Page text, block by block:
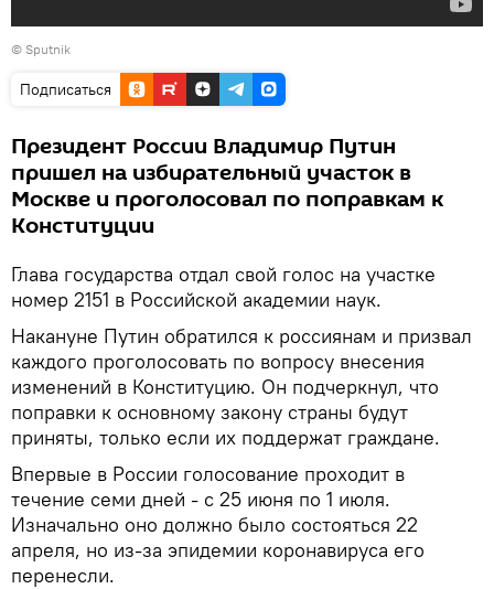
© Sputnik
Подписаться
Президент России Владимир Путин
пришел на избирательный участок в
Москве и проголосовал по поправкам к
Конституции
Глава государства отдал свой голос на участке
номер 2151 в Российской академии наук.
Накануне Путин обратился к россиянам и призвал
каждого проголосовать по вопросу внесения
изменений в Конституцию. Он подчеркнул, что
поправки к основному закону страны будут
приняты, только если их поддержат граждане.
Впервые в России голосование проходит в
течение семи дней - с 25 июня по 1 июля.
Изначально оно должно было состояться 22
апреля, но из-за эпидемии коронавируса его
перенесли.